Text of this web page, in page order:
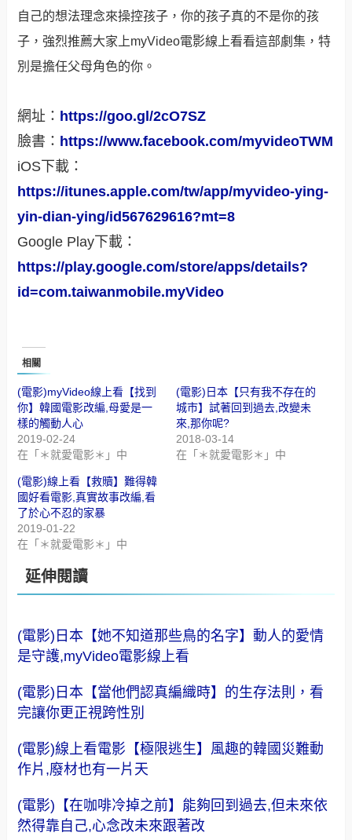
自己的想法理念來操控孩子，你的孩子真的不是你的孩
子，強烈推薦大家上myVideo電影線上看看這部劇集，特
別是擔任父母角色的你。
網址： https://goo.gl/2cO7SZ
臉書： https://www.facebook.com/myvideoTWM
iOS下載：
https://itunes.apple.com/tw/app/myvideo-ying-
yin-dian-ying/id567629616?mt=8
Google Play下載：
https://play.google.com/store/apps/details?
id=com.taiwanmobile.myVideo
相關
(電影)myVideo線上看【找到
你】韓國電影改編,母愛是一
樣的觸動人心
2019-02-24
在「＊就愛電影＊」中
(電影)日本【只有我不存在的
城市】試著回到過去,改變未
來,那你呢?
2018-03-14
在「＊就愛電影＊」中
(電影)線上看【救贖】難得韓
國好看電影,真實故事改編,看
了於心不忍的家暴
2019-01-22
在「＊就愛電影＊」中
延伸閱讀
(電影)日本【她不知道那些鳥的名字】動人的愛情
是守護,myVideo電影線上看
(電影)日本【當他們認真編織時】的生存法則，看
完讓你更正視跨性別
(電影)線上看電影【極限逃生】風趣的韓國災難動
作片,廢材也有一片天
(電影)【在咖啡冷掉之前】能夠回到過去,但未來依
然得靠自己,心念改未來跟著改